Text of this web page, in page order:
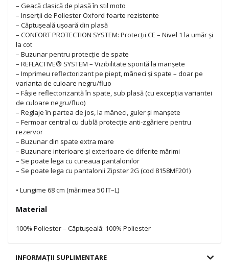
– Geacă clasică de plasă în stil moto
– Inserții de Poliester Oxford foarte rezistente
– Căptușeală ușoară din plasă
– CONFORT PROTECTION SYSTEM: Protecții CE – Nivel 1 la umăr și
la cot
– Buzunar pentru protecție de spate
– REFLACTIVE® SYSTEM – Vizibilitate sporită la manșete
– Imprimeu reflectorizant pe piept, mâneci și spate – doar pe
varianta de culoare negru/fluo
– Fâșie reflectorizantă în spate, sub plasă (cu excepția variantei
de culoare negru/fluo)
– Reglaje în partea de jos, la mâneci, guler și manșete
– Fermoar central cu dublă protecție anti-zgâriere pentru
rezervor
– Buzunar din spate extra mare
– Buzunare interioare și exterioare de diferite mărimi
– Se poate lega cu cureaua pantalonilor
– Se poate lega cu pantalonii Zipster 2G (cod 8158MF201)
• Lungime 68 cm (mărimea 50 IT–L)
Material
100% Poliester – Căptușeală: 100% Poliester
INFORMAȚII SUPLIMENTARE